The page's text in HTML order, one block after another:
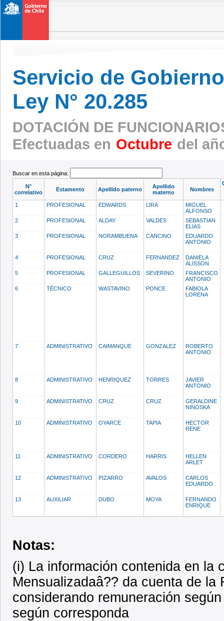
Servicio de
Ley N° 20.285
DOTACIÓN DE
Efectuadas en Octubre del
Buscar en esta página:
N°
correlativo
Estamento Apellido paterno
Apellido
materno
Nombres
1 PROFESIONAL EDWARDS LIRA
MIGUEL
ALFONSO
2
PROFESIONAL ALDAY VALDES
SEBASTIAN
ELIAS
3
PROFESIONAL NORAMBUENA CANCINO
EDUARDO
ANTONIO
4 PROFESIONAL CRUZ FERNANDEZ
DANIELA
ALISSON
5
PROFESIONAL GALLEGUILLOS SEVERINO
FRANCISCO
ANTONIO
6
TÉCNICO WASTAVINO PONCE
FABIOLA
LORENA
7 ADMINISTRATIVO CAIMANQUE GONZALEZ
ROBERTO
ANTONIO
8 ADMINISTRATIVO HENRIQUEZ TORRES
JAVIER
ANTONIO
9 ADMINISTRATIVO CRUZ CRUZ
GERALDINE
NINOSKA
10 ADMINISTRATIVO OYARCE TAPIA
HECTOR
RENE
11 ADMINISTRATIVO CORDERO HARRIS
HELLEN
ARLET
12 ADMINISTRATIVO PIZARRO AVALOS
CARLOS
EDUARDO
13 AUXILIAR DUBO MOYA
FERNANDO
ENRIQUE
Notas:
(i) La información contenida en la
Mensualizadaâ?? da cuenta de
considerando remuneración
según corresponda